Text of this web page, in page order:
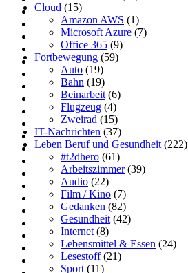
Cloud (15)
Amazon AWS (1)
Microsoft Azure (7)
Office 365 (9)
Fortbewegung (59)
Auto (19)
Bahn (19)
Beinarbeit (6)
Flugzeug (4)
Zweirad (15)
IT-Nachrichten (37)
Leben Beruf und Gesundheit (222)
#t2dhero (61)
Arbeitszimmer(39)
Audio (22)
Film / Kino (7)
Gedanken (82)
Gesundheit (42)
Internet (8)
Lebensmittel & Essen (24)
Lesestoff(21)
Sport (11)